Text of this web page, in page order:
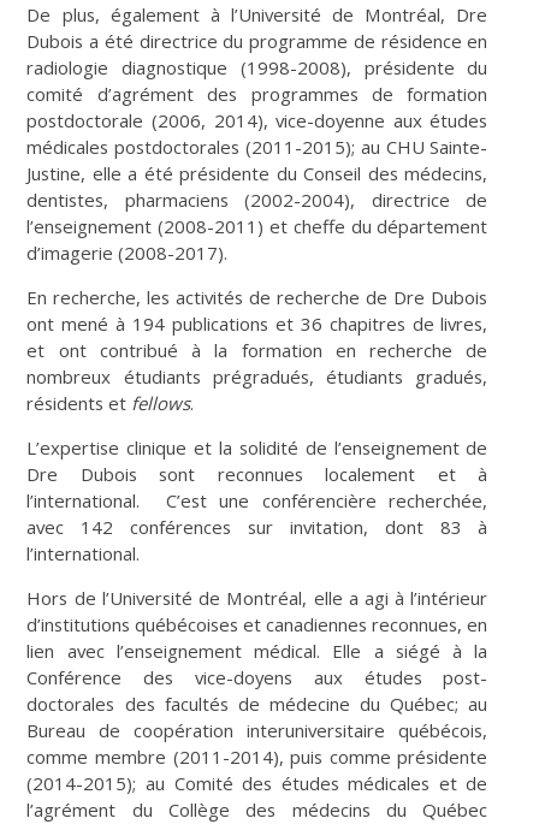
De plus, également à l’Université de Montréal, Dre
Dubois a été directrice du programme de résidence en
radiologie diagnostique (1998-2008), présidente du
comité d’agrément des programmes de formation
postdoctorale (2006, 2014), vice-doyenne aux études
médicales postdoctorales (2011-2015); au CHU Sainte-
Justine, elle a été présidente du Conseil des médecins,
dentistes, pharmaciens (2002-2004), directrice de
l’enseignement (2008-2011) et cheffe du département
d’imagerie (2008-2017).
En recherche, les activités de recherche de Dre Dubois
ont mené à 194 publications et 36 chapitres de livres,
et ont contribué à la formation en recherche de
nombreux étudiants prégradués, étudiants gradués,
résidents et fellows.
L’expertise clinique et la solidité de l’enseignement de
Dre Dubois sont reconnues localement et à
l’international. C’est une conférencière recherchée,
avec 142 conférences sur invitation, dont 83 à
l’international.
Hors de l’Université de Montréal, elle a agi à l’intérieur
d’institutions québécoises et canadiennes reconnues, en
lien avec l’enseignement médical. Elle a siégé à la
Conférence des vice-doyens aux études post-
doctorales des facultés de médecine du Québec; au
Bureau de coopération interuniversitaire québécois,
comme membre (2011-2014), puis comme présidente
(2014-2015); au Comité des études médicales et de
l’agrément du Collège des médecins du Québec